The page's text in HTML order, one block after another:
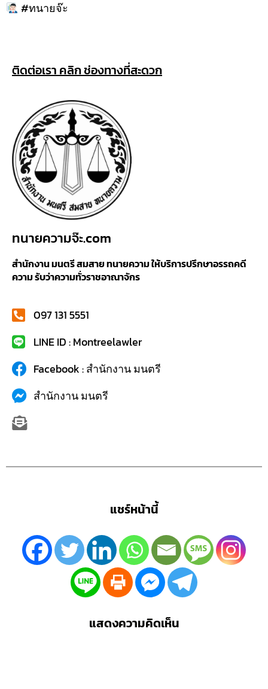
#ทนายจ๊ะ
ติดต่อเรา คลิก ช่องทางที่สะดวก
ทนายความจ๊ะ.com
สำนักงาน มนตรี สมสาย ทนายความ ให้บริการปรึกษาอรรถคดี
ความ รับว่าความทั่วราชอาณาจักร
097 131 5551
LINE ID : Montreelawler
Facebook : สำนักงาน มนตรี
สำนักงาน มนตรี
แชร์หน้านี้
แสดงความคิดเห็น